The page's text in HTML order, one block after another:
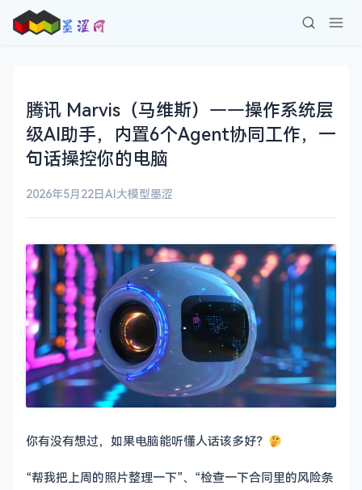
腾讯 Marvis（马维斯）——操作系统层
级AI助手，内置6个Agent协同工作，一
句话操控你的电脑
2026年5月22日AI大模型墨涩
你有没有想过，如果电脑能听懂人话该多好？
“帮我把上周的照片整理一下”、“检查一下合同里的风险条